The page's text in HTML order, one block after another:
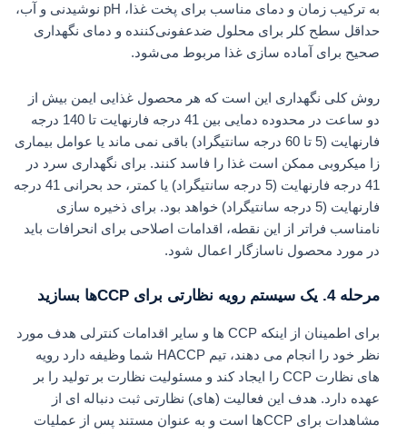
به ترکیب زمان و دمای مناسب برای پخت غذا، pH نوشیدنی و آب،
حداقل سطح کلر برای محلول ضدعفونی‌کننده و دمای نگهداری
صحیح برای آماده‌ سازی غذا مربوط می‌شود.
روش کلی نگهداری این است که هر محصول غذایی ایمن بیش از
دو ساعت در محدوده دمایی بین 41 درجه فارنهایت تا 140 درجه
فارنهایت (5 تا 60 درجه سانتیگراد) باقی نمی ماند یا عوامل بیماری
زا میکروبی ممکن است غذا را فاسد کنند. برای نگهداری سرد در
41 درجه فارنهایت (5 درجه سانتیگراد) یا کمتر، حد بحرانی 41 درجه
فارنهایت (5 درجه سانتیگراد) خواهد بود. برای ذخیره سازی
نامناسب فراتر از این نقطه، اقدامات اصلاحی برای انحرافات باید
در مورد محصول ناسازگار اعمال شود.
مرحله 4. یک سیستم رویه نظارتی برای CCPها بسازید
برای اطمینان از اینکه CCP ها و سایر اقدامات کنترلی هدف مورد
نظر خود را انجام می دهند، تیم HACCP شما وظیفه دارد رویه
های نظارت CCP را ایجاد کند و مسئولیت نظارت بر تولید را بر
عهده دارد. هدف این فعالیت (‌های) نظارتی ثبت دنباله ‌ای از
مشاهدات برای CCPها است و به عنوان مستند پس از عملیات